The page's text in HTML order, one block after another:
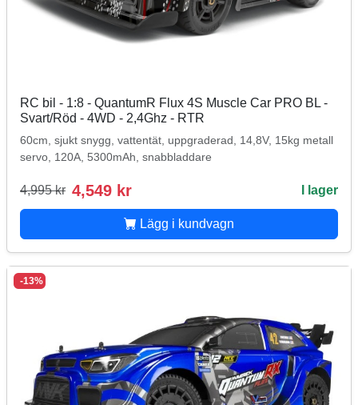
RC bil - 1:8 - QuantumR Flux 4S Muscle Car PRO BL -
Svart/Röd - 4WD - 2,4Ghz - RTR
60cm, sjukt snygg, vattentät, uppgraderad, 14,8V, 15kg metall
servo, 120A, 5300mAh, snabbladdare
4,995 kr 4,549 kr I lager
Lägg i kundvagn
-13%